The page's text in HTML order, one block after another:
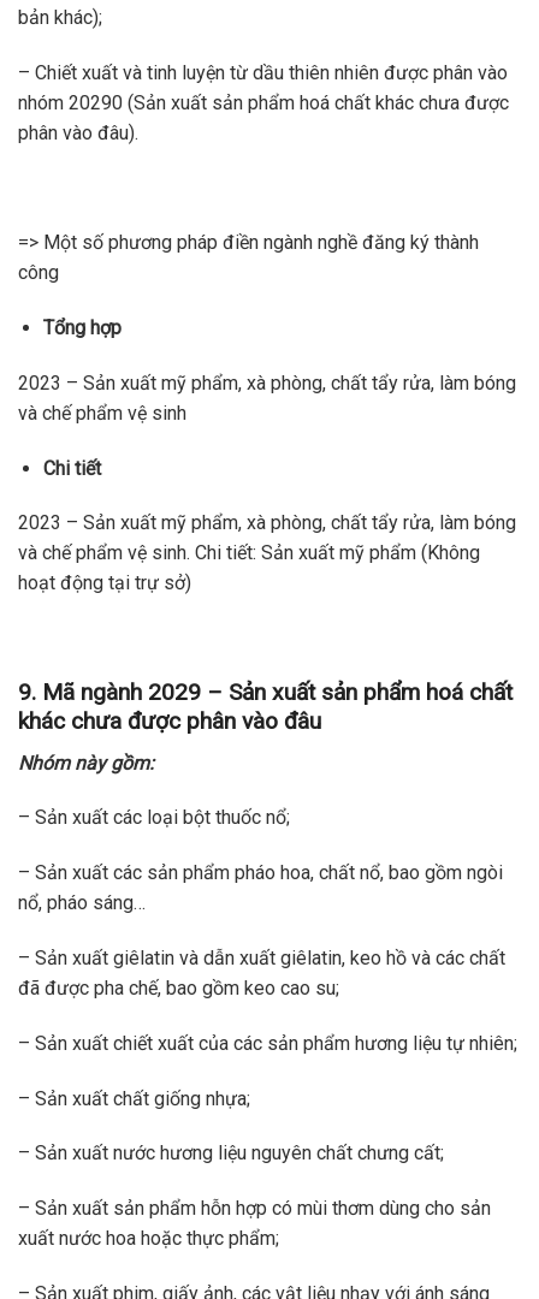
bản khác);
– Chiết xuất và tinh luyện từ dầu thiên nhiên được phân vào
nhóm 20290 (Sản xuất sản phẩm hoá chất khác chưa được
phân vào đâu).
=> Một số phương pháp điền ngành nghề đăng ký thành
công
Tổng hợp
2023 – Sản xuất mỹ phẩm, xà phòng, chất tẩy rửa, làm bóng
và chế phẩm vệ sinh
Chi tiết
2023 – Sản xuất mỹ phẩm, xà phòng, chất tẩy rửa, làm bóng
và chế phẩm vệ sinh. Chi tiết: Sản xuất mỹ phẩm (Không
hoạt động tại trự sở)
9. Mã ngành 2029 – Sản xuất sản phẩm hoá chất
khác chưa được phân vào đâu
Nhóm này gồm:
– Sản xuất các loại bột thuốc nổ;
– Sản xuất các sản phẩm pháo hoa, chất nổ, bao gồm ngòi
nổ, pháo sáng…
– Sản xuất giêlatin và dẫn xuất giêlatin, keo hồ và các chất
đã được pha chế, bao gồm keo cao su;
– Sản xuất chiết xuất của các sản phẩm hương liệu tự nhiên;
– Sản xuất chất giống nhựa;
– Sản xuất nước hương liệu nguyên chất chưng cất;
– Sản xuất sản phẩm hỗn hợp có mùi thơm dùng cho sản
xuất nước hoa hoặc thực phẩm;
– Sản xuất phim, giấy ảnh, các vật liệu nhạy với ánh sáng